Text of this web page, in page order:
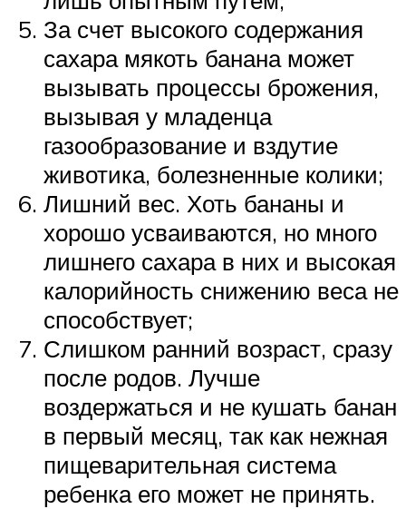
За счет высокого содержания
сахара мякоть банана может
вызывать процессы брожения,
вызывая у младенца
газообразование и вздутие
животика, болезненные колики;
Лишний вес. Хоть бананы и
хорошо усваиваются, но много
лишнего сахара в них и высокая
калорийность снижению веса не
способствует;
Слишком ранний возраст, сразу
после родов. Лучше
воздержаться и не кушать банан
в первый месяц, так как нежная
пищеварительная система
ребенка его может не принять.